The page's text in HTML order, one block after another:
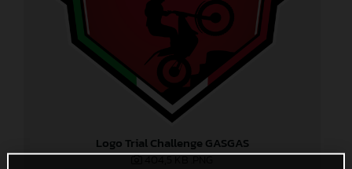
Logo Trial Challenge GASGAS
404,5 KB.PNG